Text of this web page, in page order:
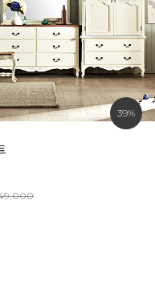
39%